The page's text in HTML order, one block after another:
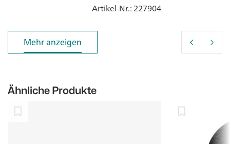
Artikel-Nr.: 227904
Mehr anzeigen
Mehr anzeigen
Ähnliche Produkte